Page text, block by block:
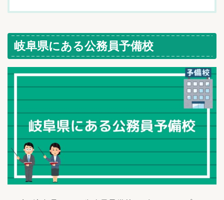
岐阜県にある公務員予備校